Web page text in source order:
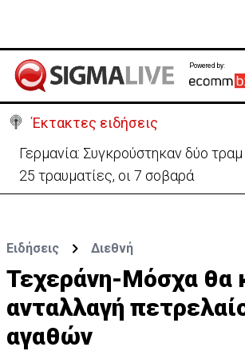
Powered by:
Έκτακτες ειδήσεις
Γερμανία: Συγκρούστηκαν δύο
25 τραυματίες, οι 7 σοβαρά
Ειδήσεις Διεθνή
Τεχεράνη-Μόσχα θα
ανταλλαγή
αγαθών